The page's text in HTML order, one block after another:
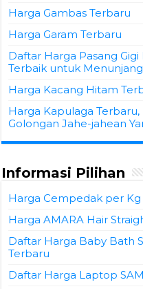
Harga Gambas Terbaru
Harga Garam Terbaru
Daftar Harga Pasang Gigi
Terbaik untuk
Harga Kacang Hitam
Harga Kapulaga
Golongan Jahe-jahean
Informasi Pilihan
Harga Cempedak per Kg
Harga AMARA Hair
Daftar Harga Baby Bath
Terbaru
Daftar Harga Laptop